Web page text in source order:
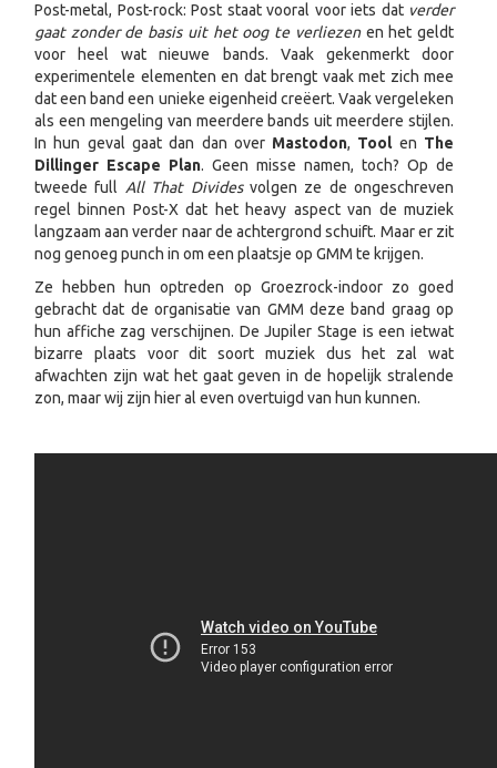
Post-metal, Post-rock: Post staat vooral voor iets dat verder
gaat zonder de basis uit het oog te verliezenen het geldt
voor heel wat nieuwe bands. Vaak gekenmerkt door
experimentele elementen en dat brengt vaak met zich mee
dat een band een unieke eigenheid creëert. Vaak vergeleken
als een mengeling van meerdere bands uit meerdere stijlen.
In hun geval gaat dan dan over Mastodon, Toolen The
Dillinger Escape Plan. Geen misse namen, toch? Op de
tweede full All That Dividesvolgen ze de ongeschreven
regel binnen Post-X dat het heavy aspect van de muziek
langzaam aan verder naar de achtergrond schuift. Maar er zit
nog genoeg punch in om een plaatsje op GMM te krijgen.
Ze hebben hun optreden op Groezrock-indoor zo goed
gebracht dat de organisatie van GMM deze band graag op
hun affiche zag verschijnen. De Jupiler Stage is een ietwat
bizarre plaats voor dit soort muziek dus het zal wat
afwachten zijn wat het gaat geven in de hopelijk stralende
zon, maar wij zijn hier al even overtuigd van hun kunnen.